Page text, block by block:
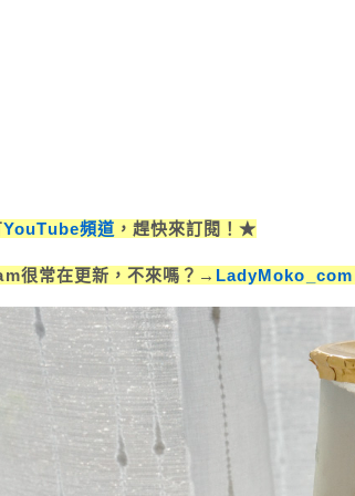
YouTube頻道 ，趕快來訂閱！★
很常在更新，不來嗎？→ LadyMoko_com